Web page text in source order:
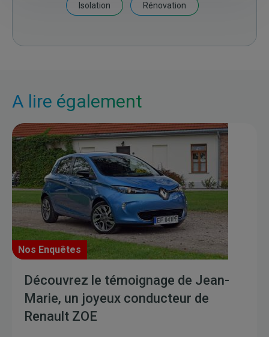
Isolation Rénovation
A lire également
Nos Enquêtes
Découvrez le témoignage de Jean-
Marie, un joyeux conducteur de
Renault ZOE